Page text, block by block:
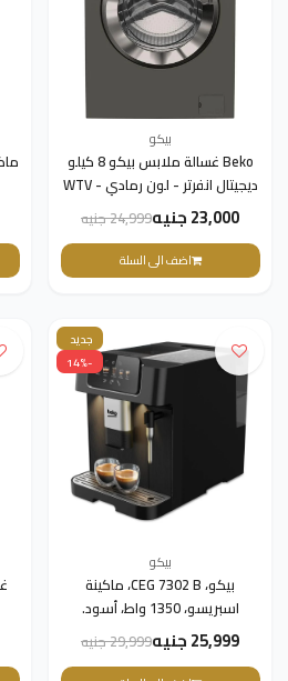
بيكو
Beko غسالة ملابس بيكو 8 كيلو
ديجيتال انفرتر - لون رمادي - WTV
8612 XMCI223,000 جنيه 24,999 جنيه
اضف الى السلة
جديد
-14%
بيكو
بيكو، CEG 7302 B، ماكينة
اسبريسو، 1350 واط، أسود.
25,999 جنيه 29,999 جنيه